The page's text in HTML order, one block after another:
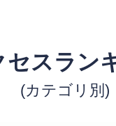
セスラン
(カテゴリ別)